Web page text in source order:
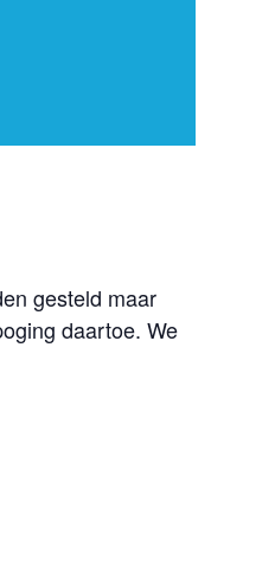
gesteld maar
daartoe. We